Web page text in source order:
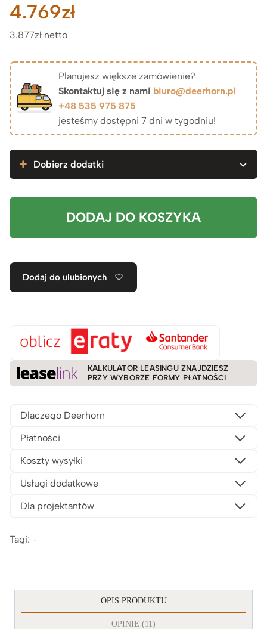
4.769zł
3.877zł netto
Planujesz większe zamówienie?
Skontaktuj się z nami biuro@deerhorn.pl
+48 535 975 875
jesteśmy dostępni 7 dni w tygodniu!
Dobierz dodatki
DODAJ DO KOSZYKA
Dodaj do ulubionych
KALKULATOR LEASINGU ZNAJDZIESZ
PRZY WYBORZE FORMY PŁATNOŚCI
Dlaczego Deerhorn
Płatności
Koszty wysyłki
Usługi dodatkowe
Dla projektantów
Tagi: -
OPIS PRODUKTU
OPINIE (11)